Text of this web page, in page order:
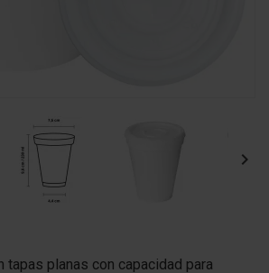

planas con capacidad para